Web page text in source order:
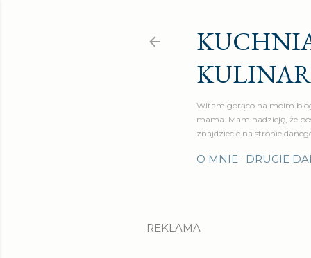
Witam gorąco na moim
mama. Mam nadzieję, że
znajdziecie na stronie
O MNIE DRUGIE
REKLAMA